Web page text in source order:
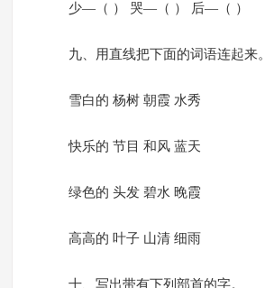
少—（ ） 哭—（ ） 后—（ ）
九、用直线把下面的词语连起来。
雪白的 杨树 朝霞 水秀
快乐的 节目 和风 蓝天
绿色的 头发 碧水 晚霞
高高的 叶子 山清 细雨
十、写出带有下列部首的字。